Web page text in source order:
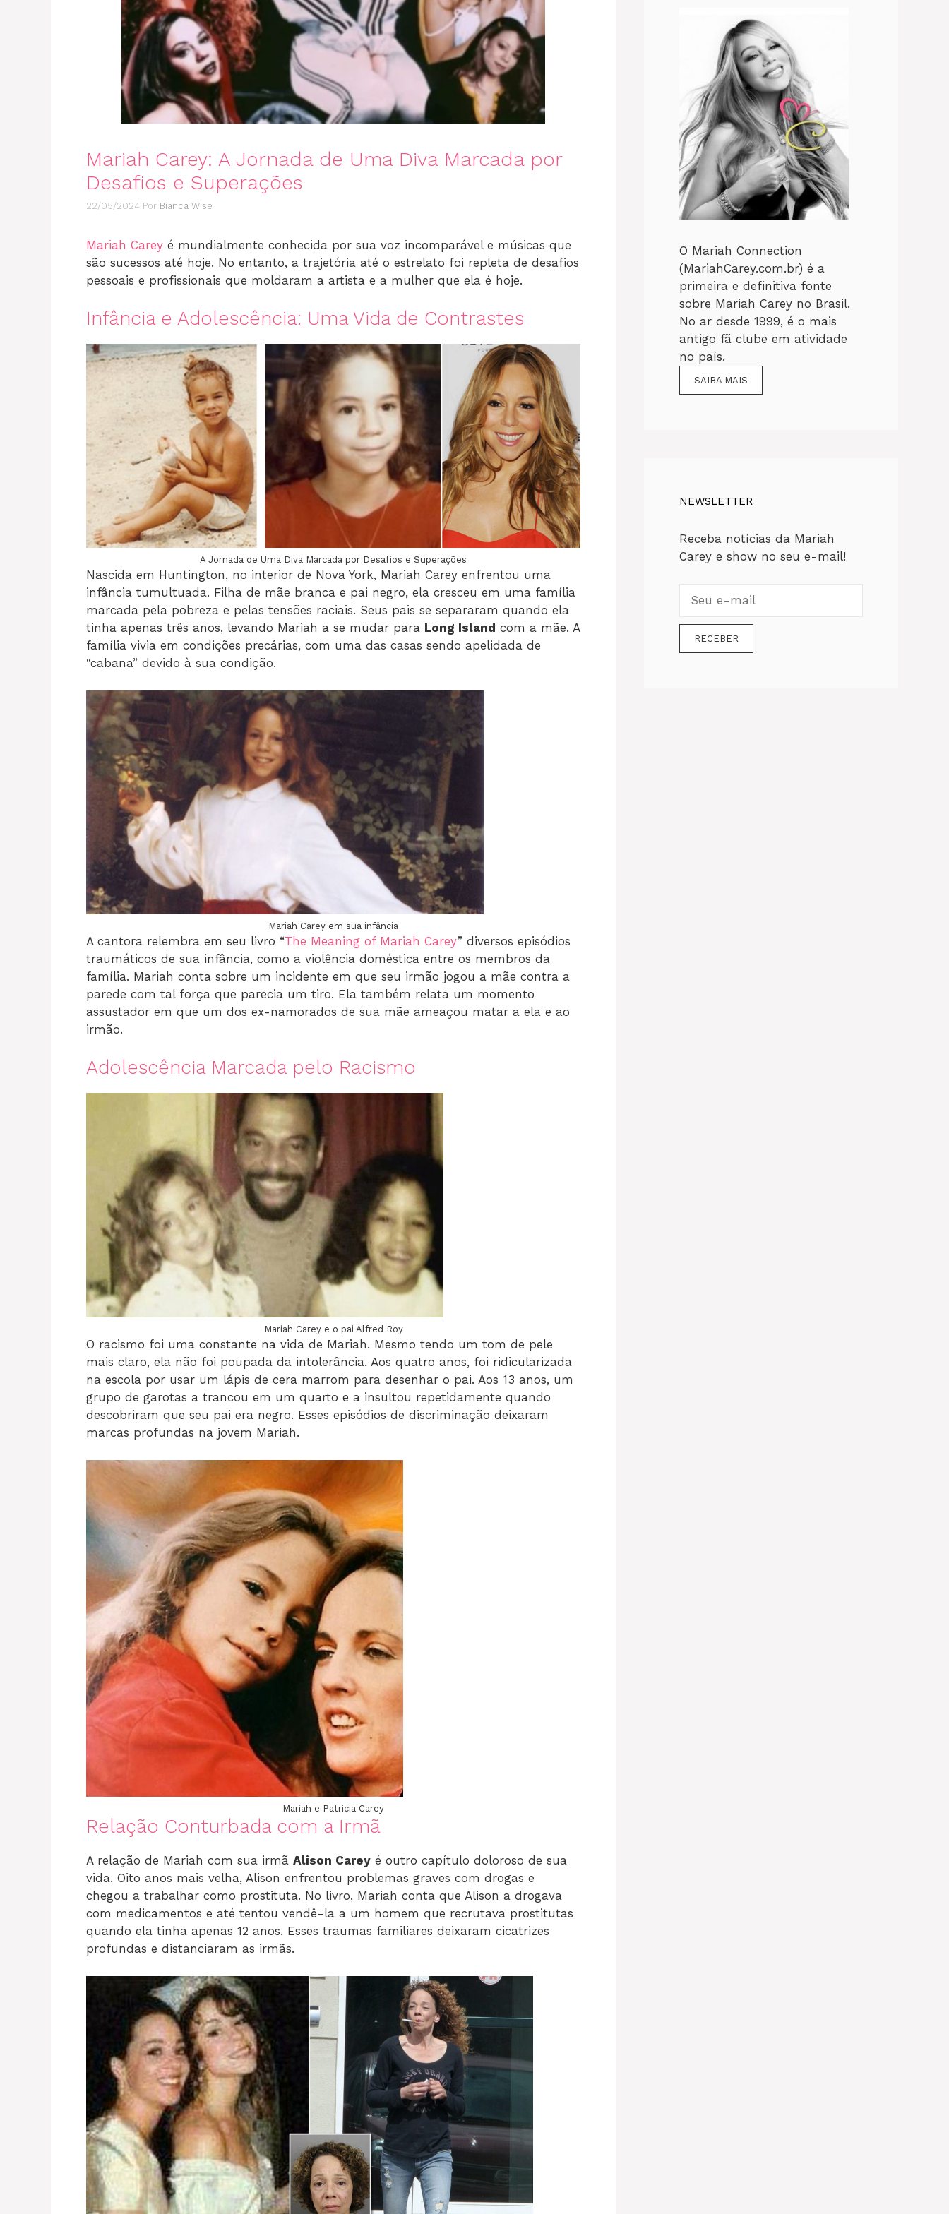
Mariah Carey: A Jornada de Uma Diva Marcada por
Desafios e Superações
22/05/2024 Por Bianca Wise
Mariah Carey é mundialmente conhecida por sua voz incomparável e músicas que
são sucessos até hoje. No entanto, a trajetória até o estrelato foi repleta de desafios
pessoais e profissionais que moldaram a artista e a mulher que ela é hoje.
Infância e Adolescência: Uma Vida de Contrastes
A Jornada de Uma Diva Marcada por Desafios e Superações
Nascida em Huntington, no interior de Nova York, Mariah Carey enfrentou uma
infância tumultuada. Filha de mãe branca e pai negro, ela cresceu em uma família
marcada pela pobreza e pelas tensões raciais. Seus pais se separaram quando ela
tinha apenas três anos, levando Mariah a se mudar para Long Island com a mãe. A
família vivia em condições precárias, com uma das casas sendo apelidada de
“cabana” devido à sua condição.
Mariah Carey em sua infância
A cantora relembra em seu livro “The Meaning of Mariah Carey” diversos episódios
traumáticos de sua infância, como a violência doméstica entre os membros da
família. Mariah conta sobre um incidente em que seu irmão jogou a mãe contra a
parede com tal força que parecia um tiro. Ela também relata um momento
assustador em que um dos ex-namorados de sua mãe ameaçou matar a ela e ao
irmão.
Adolescência Marcada pelo Racismo
Mariah Carey e o pai Alfred Roy
O racismo foi uma constante na vida de Mariah. Mesmo tendo um tom de pele
mais claro, ela não foi poupada da intolerância. Aos quatro anos, foi ridicularizada
na escola por usar um lápis de cera marrom para desenhar o pai. Aos 13 anos, um
grupo de garotas a trancou em um quarto e a insultou repetidamente quando
descobriram que seu pai era negro. Esses episódios de discriminação deixaram
marcas profundas na jovem Mariah.
Mariah e Patricia Carey
Relação Conturbada com a Irmã
A relação de Mariah com sua irmã Alison Carey é outro capítulo doloroso de sua
vida. Oito anos mais velha, Alison enfrentou problemas graves com drogas e
chegou a trabalhar como prostituta. No livro, Mariah conta que Alison a drogava
com medicamentos e até tentou vendê-la a um homem que recrutava prostitutas
quando ela tinha apenas 12 anos. Esses traumas familiares deixaram cicatrizes
profundas e distanciaram as irmãs.
O Mariah Connection
(MariahCarey.com.br) é a
primeira e definitiva fonte
sobre Mariah Carey no Brasil.
No ar desde 1999, é o mais
antigo fã clube em atividade
no país.
SAIBA MAIS
NEWSLETTER
Receba notícias da Mariah
Carey e show no seu e-mail!